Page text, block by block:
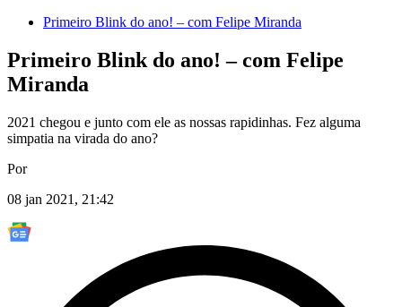
Primeiro Blink do ano! – com Felipe Miranda
Primeiro Blink do ano! – com Felipe
Miranda
2021 chegou e junto com ele as nossas rapidinhas. Fez alguma
simpatia na virada do ano?
Por
08 jan 2021, 21:42